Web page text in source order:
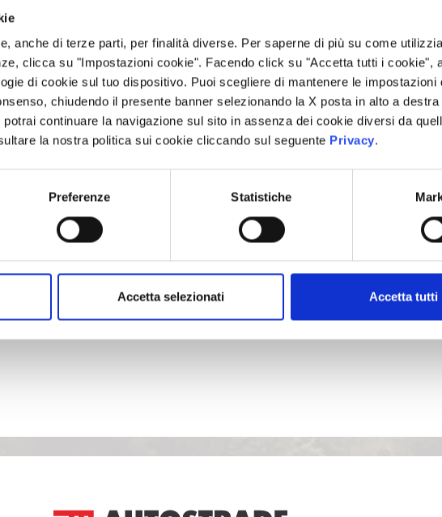
anche di terze parti, per finalità diverse. Per saperne di più su come
clicca su "Impostazioni cookie". Facendo click su "Accetta tutti i cookie",
di cookie sul tuo dispositivo. Puoi scegliere di mantenere le impostazioni
chiudendo il presente banner selezionando la X posta in alto a destra
potrai continuare la navigazione sul sito in assenza dei cookie diversi da
la nostra politica sui cookie cliccando sul seguente Privacy.
Preferenze Statistiche
Accetta selezionati Accetta tutti
Progetto di Bilancio di esercizio
pubblicato il 13/03/2008